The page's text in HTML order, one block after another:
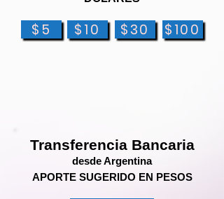
$5 $10 $30 $100
Transferencia Bancaria
desde Argentina
APORTE SUGERIDO EN PESOS